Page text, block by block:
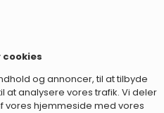
cookies
og annoncer, til at tilbyde
at analysere vores trafik. Vi deler
vores hjemmeside med vores